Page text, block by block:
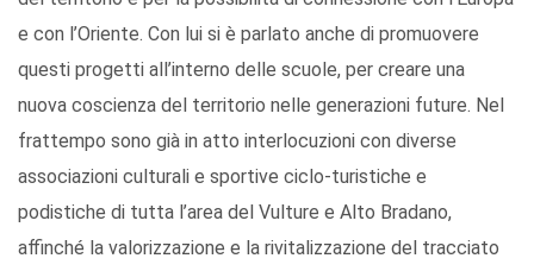
e con l’Oriente. Con lui si è parlato anche di promuovere
questi progetti all’interno delle scuole, per creare una
nuova coscienza del territorio nelle generazioni future. Nel
frattempo sono già in atto interlocuzioni con diverse
associazioni culturali e sportive ciclo-turistiche e
podistiche di tutta l’area del Vulture e Alto Bradano,
affinché la valorizzazione e la rivitalizzazione del tracciato